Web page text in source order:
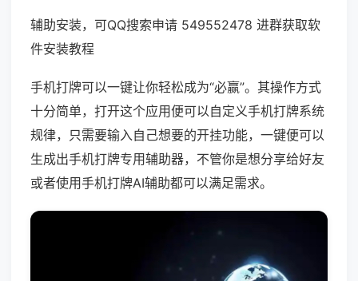
辅助安装，可QQ搜索申请 549552478 进群获取软
件安装教程
手机打牌可以一键让你轻松成为“必赢”。其操作方式
十分简单，打开这个应用便可以自定义手机打牌系统
规律，只需要输入自己想要的开挂功能，一键便可以
生成出手机打牌专用辅助器，不管你是想分享给好友
或者使用手机打牌AI辅助都可以满足需求。